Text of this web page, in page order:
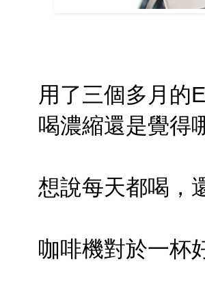
用了三個多月的
喝濃縮還是覺得
想說每天都喝，
咖啡機對於一杯